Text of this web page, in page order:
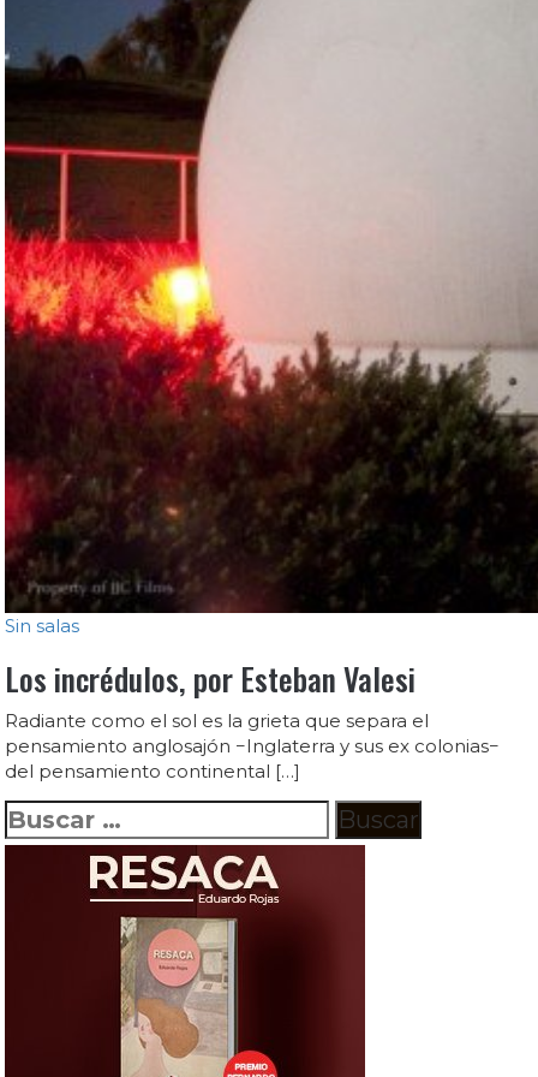
Sin salas
Los incrédulos, por Esteban Valesi
Radiante como el sol es la grieta que separa el
pensamiento anglosajón −Inglaterra y sus ex colonias−
del pensamiento continental […]
Buscar: